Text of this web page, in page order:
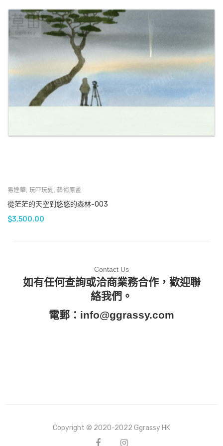
易達華, 玩吓玩夏 藝術原畫
從茫茫的天空到悠悠的森林-003
$3,500.00
Contact Us
如有任何查詢或洽商業務合作，歡迎聯
絡我們。
電郵： info@ggrassy.com
Copyright © 2020-2022 Ggrassy HK